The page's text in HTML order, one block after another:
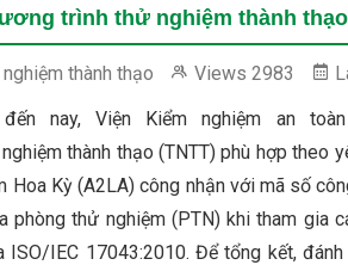
trình thử nghiệm thành thạo
thành thạo Views 2983
nay, Viện Kiểm nghiệm an
thành thạo (TNTT) phù hợp
Hoa Kỳ (A2LA) công nhận với mã số
phòng thử nghiệm (PTN) khi tham gia
ISO/IEC 17043:2010. Để tổng kết,